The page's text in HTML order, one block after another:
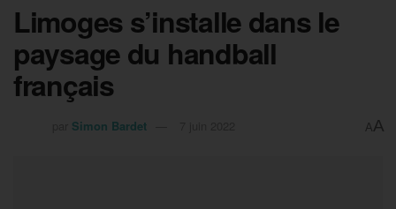
Limoges s’installe dans le
paysage du handball
français
Simon Bardet AA